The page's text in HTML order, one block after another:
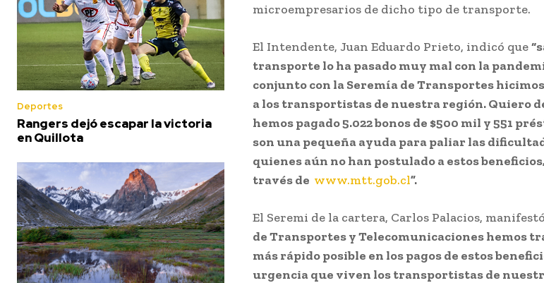
Deportes
Rangers dejó escapar la victoria
en Quillota
microempresarios de dicho tipo de transporte.
El Intendente, Juan Eduardo Prieto, indicó que
transporte lo ha pasado muy mal con la
conjunto con la Seremía de Transportes
a los transportistas de nuestra región. Quiero
hemos pagado 5.022 bonos de $500 mil y 551
son una pequeña ayuda para paliar las
quienes aún no han postulado a estos
través de www.mtt.gob.cl”.
El Seremi de la cartera, Carlos Palacios,
de Transportes y Telecomunicaciones hemos
más rápido posible en los pagos de estos
urgencia que viven los transportistas de